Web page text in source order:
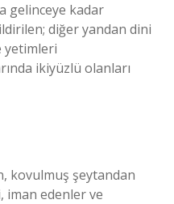
gelinceye kadar
diğer yandan dini
yetimleri
ikiyüzlü olanları
kovulmuş şeytandan
iman edenler ve